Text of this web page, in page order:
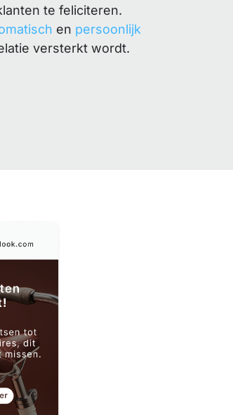
te feliciteren.
en persoonlijk
versterkt wordt.